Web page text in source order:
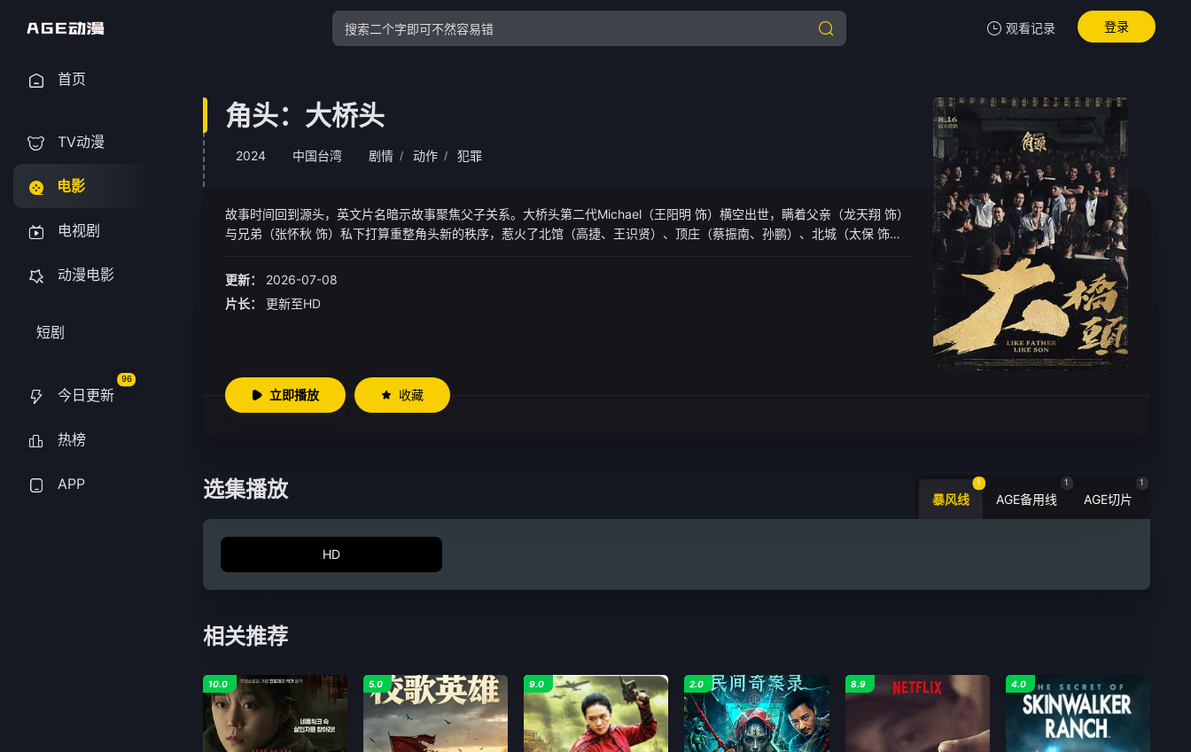
观看记录
暂无观看影片的记录
登录
首页
TV动漫
电影
电视剧
动漫电影
短剧
今日更新
96
热榜
APP
角头：大桥头
2024 中国台湾 剧情 / 动作 / 犯罪
故事时间回到源头，英文片名暗示故事聚焦父子关系。大桥头第二代Michael（王阳明 饰）横空出世，瞒着父亲（龙天翔 饰）
与兄弟（张怀秋 饰）私下打算重整角头新的秩序，惹火了北馆（高捷、王识贤）、顶庄（蔡振南、孙鹏）、北城（太保 饰）
更新：
2026-07-08
片长：
更新至HD
立即播放 收藏
选集播放 暴风线
1
AGE备用线
1
AGE切片
1
HD
相关推荐
10.0 5.0 9.0 2.0 8.9 4.0